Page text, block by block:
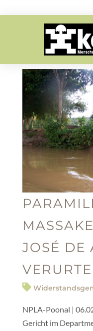
JOSÉ DE
NPLA-Poonal |
Gericht im